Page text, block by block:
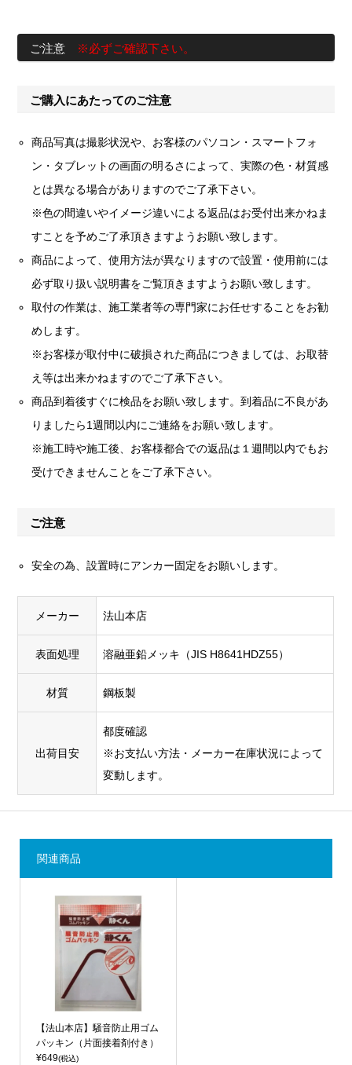
ご注意 ※必ずご確認下さい。
ご購入にあたってのご注意
商品写真は撮影状況や、お客様のパソコン・スマートフォ
ン・タブレットの画面の明るさによって、実際の色・材質感
とは異なる場合がありますのでご了承下さい。
※色の間違いやイメージ違いによる返品はお受付出来かねま
すことを予めご了承頂きますようお願い致します。
商品によって、使用方法が異なりますので設置・使用前には
必ず取り扱い説明書をご覧頂きますようお願い致します。
取付の作業は、施工業者等の専門家にお任せすることをお勧
めします。
※お客様が取付中に破損された商品につきましては、お取替
え等は出来かねますのでご了承下さい。
商品到着後すぐに検品をお願い致します。到着品に不良があ
りましたら1週間以内にご連絡をお願い致します。
※施工時や施工後、お客様都合での返品は１週間以内でもお
受けできませんことをご了承下さい。
ご注意
安全の為、設置時にアンカー固定をお願いします。
メーカー 法山本店
表面処理 溶融亜鉛メッキ（JIS H8641HDZ55）
材質 鋼板製
出荷目安
都度確認
※お支払い方法・メーカー在庫状況によって
変動します。
関連商品
【法山本店】騒音防止用ゴム
パッキン（片面接着剤付き）
¥649(税込)